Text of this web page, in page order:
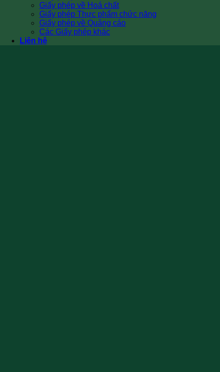
Giấy phép về Hoá chất
Giấy phép Thực phẩm chức năng
Giấy phép về Quảng cáo
Các Giấy phép khác
Liên hệ